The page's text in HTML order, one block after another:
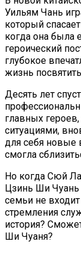
Уильям Чань
который
когда она была
героический
глубокое
жизнь
Десять лет
главных
ситуациями,
для себя новые
смогла
Но когда Сюй
Цзинь Ши Чуань
семьи не
стремления
история?
Ши Чуаня?